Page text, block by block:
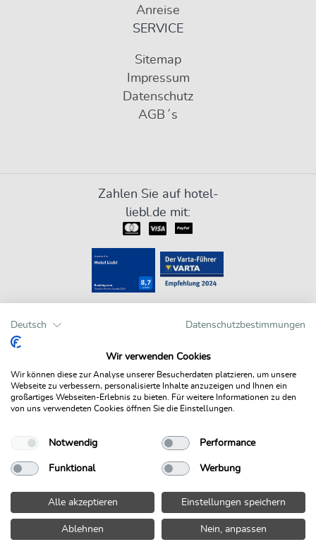
Anreise
SERVICE
Sitemap
Impressum
Datenschutz
AGB´s
Zahlen Sie auf hotel-
liebl.de mit:
© NEW MEDIA
Deutsch Datenschutzbestimmungen
Wir verwenden Cookies
Wir können diese zur Analyse unserer Besucherdaten platzieren, um unsere
Webseite zu verbessern, personalisierte Inhalte anzuzeigen und Ihnen ein
großartiges Webseiten-Erlebnis zu bieten. Für weitere Informationen zu den
von uns verwendeten Cookies öffnen Sie die Einstellungen.
Notwendig Performance
Funktional Werbung
Alle akzeptieren Einstellungen speichern
Ablehnen Nein, anpassen